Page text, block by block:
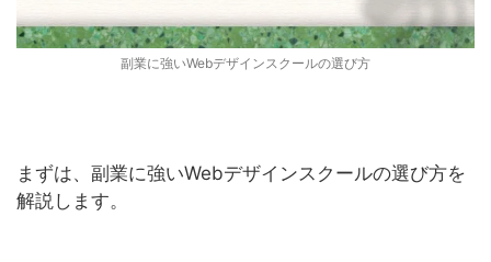
副業に強いWebデザインスクールの選び方
まずは、副業に強いWebデザインスクールの選び方を
解説します。